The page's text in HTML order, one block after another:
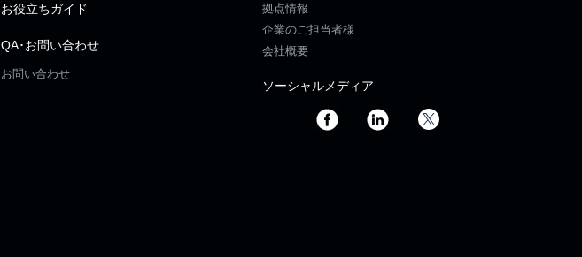
お役立ちガイド
QA･お問い合わせ
お問い合わせ
拠点情報
企業のご担当者様
会社概要
ソーシャルメディア